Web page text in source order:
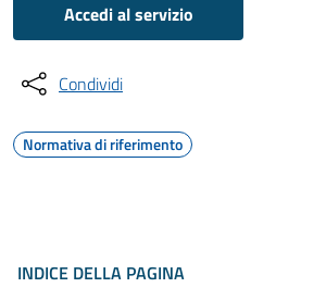
Accedi al servizio
Condividi
Normativa di riferimento
INDICE DELLA PAGINA